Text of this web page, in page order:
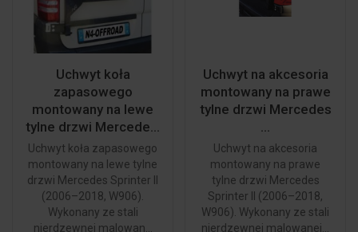
Uchwyt koła
zapasowego
montowany na lewe
tylne drzwi Mercede...
Uchwyt koła zapasowego
montowany na lewe tylne
drzwi Mercedes Sprinter II
(2006–2018, W906).
Wykonany ze stali
nierdzewnej malowan...
Uchwyt na akcesoria
montowany na prawe
tylne drzwi Mercedes
...
Uchwyt na akcesoria
montowany na prawe
tylne drzwi Mercedes
Sprinter II (2006–2018,
W906). Wykonany ze stali
nierdzewnej malowanej...